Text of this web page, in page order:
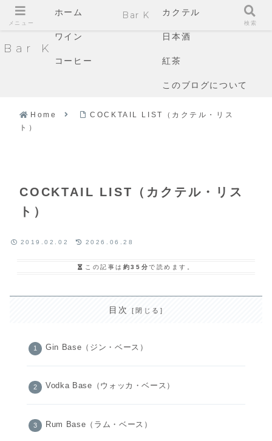
Bar K
ホーム カクテル
ワイン 日本酒
コーヒー 紅茶
このブログについて
Home
COCKTAIL LIST（カクテル・リス
ト）
COCKTAIL LIST（カクテル・リス
ト）
2019.02.02 2026.06.28
この記事は 約35分で読めます。
目次
Gin Base（ジン・ベース）
Vodka Base（ウォッカ・ベース）
Rum Base（ラム・ベース）
メニュー
Bar K
検索